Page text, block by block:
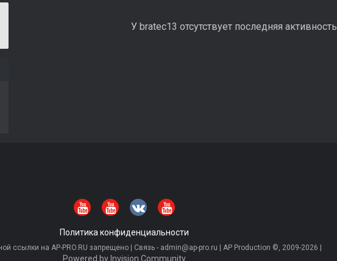
У bratec13 отсутствует последняя активность
Политика конфиденциальности
ссылки на AP-PRO.RU запрещено | Связь - admin@ap-pro.ru | AP Production ©, 2009-2026 |
Powered by Invision Community